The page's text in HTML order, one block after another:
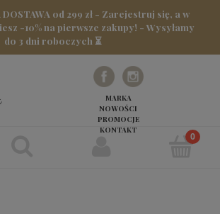
DOSTAWA od 299 zł - Zarejestruj się, a w
-10% na pierwsze zakupy! - Wysyłamy
do 3 dni roboczych ⏳
MARKA
NOWOŚCI
PROMOCJE
KONTAKT